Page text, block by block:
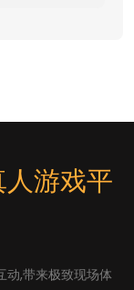
游戏平
,带来极致现场体